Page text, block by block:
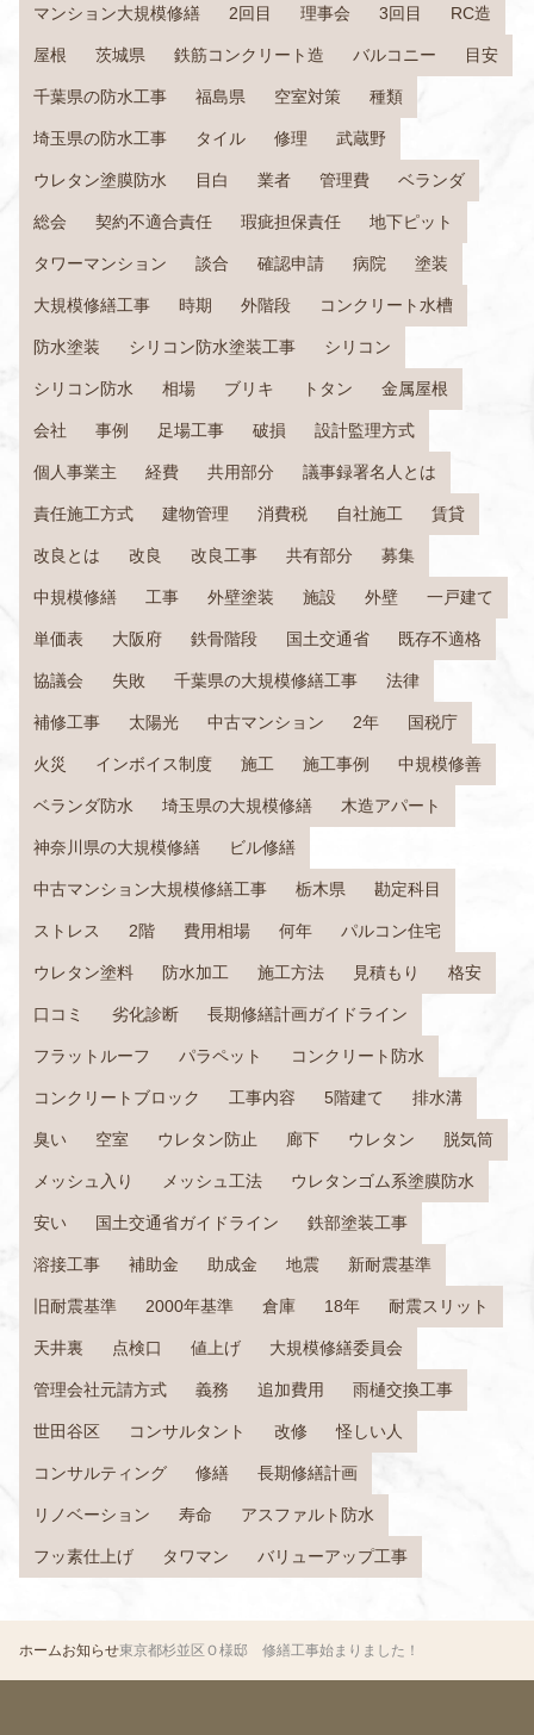
マンション大規模修繕 2回目 理事会 3回目 RC造
屋根 茨城県 鉄筋コンクリート造 バルコニー 目安
千葉県の防水工事 福島県 空室対策 種類
埼玉県の防水工事 タイル 修理 武蔵野
ウレタン塗膜防水 目白 業者 管理費 ベランダ
総会 契約不適合責任 瑕疵担保責任 地下ピット
タワーマンション 談合 確認申請 病院 塗装
大規模修繕工事 時期 外階段 コンクリート水槽
防水塗装 シリコン防水塗装工事 シリコン
シリコン防水 相場 ブリキ トタン 金属屋根
会社 事例 足場工事 破損 設計監理方式
個人事業主 経費 共用部分 議事録署名人とは
責任施工方式 建物管理 消費税 自社施工 賃貸
改良とは 改良 改良工事 共有部分 募集
中規模修繕 工事 外壁塗装 施設 外壁 一戸建て
単価表 大阪府 鉄骨階段 国土交通省 既存不適格
協議会 失敗 千葉県の大規模修繕工事 法律
補修工事 太陽光 中古マンション 2年 国税庁
火災 インボイス制度 施工 施工事例 中規模修善
ベランダ防水 埼玉県の大規模修繕 木造アパート
神奈川県の大規模修繕 ビル修繕
中古マンション大規模修繕工事 栃木県 勘定科目
ストレス 2階 費用相場 何年 パルコン住宅
ウレタン塗料 防水加工 施工方法 見積もり 格安
口コミ 劣化診断 長期修繕計画ガイドライン
フラットルーフ パラペット コンクリート防水
コンクリートブロック 工事内容 5階建て 排水溝
臭い 空室 ウレタン防止 廊下 ウレタン 脱気筒
メッシュ入り メッシュ工法 ウレタンゴム系塗膜防水
安い 国土交通省ガイドライン 鉄部塗装工事
溶接工事 補助金 助成金 地震 新耐震基準
旧耐震基準 2000年基準 倉庫 18年 耐震スリット
天井裏 点検口 値上げ 大規模修繕委員会
管理会社元請方式 義務 追加費用 雨樋交換工事
世田谷区 コンサルタント 改修 怪しい人
コンサルティング 修繕 長期修繕計画
リノベーション 寿命 アスファルト防水
フッ素仕上げ タワマン バリューアップ工事
ホームお知らせ東京都杉並区Ｏ様邸 修繕工事始まりました！